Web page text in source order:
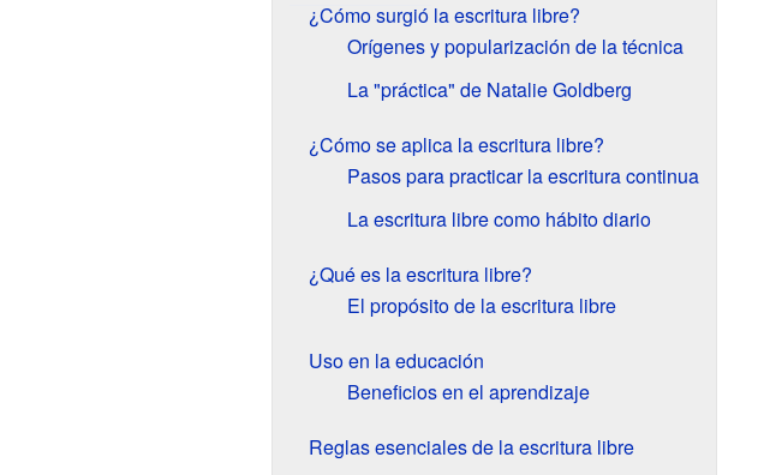
¿Cómo surgió la escritura libre?
Orígenes y popularización de la técnica
La "práctica" de Natalie Goldberg
¿Cómo se aplica la escritura libre?
Pasos para practicar la escritura continua
La escritura libre como hábito diario
¿Qué es la escritura libre?
El propósito de la escritura libre
Uso en la educación
Beneficios en el aprendizaje
Reglas esenciales de la escritura libre